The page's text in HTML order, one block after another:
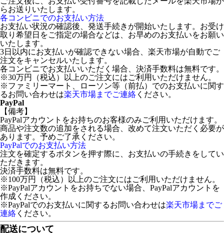
らお送りいたします。
各コンビニでのお支払い方法
お支払い状況の確認後、発送手続きが開始いたします。お受け
取り希望日をご指定の場合などは、お早めのお支払いをお願い
いたします。
3日以内にお支払いが確認できない場合、楽天市場が自動でご
注文をキャンセルいたします。
各コンビニでお支払いいただく場合、決済手数料は無料です。
※30万円（税込）以上のご注文にはご利用いただけません。
※ファミリーマート、ローソン等（前払）でのお支払いに関す
るお問い合わせは楽天市場までご連絡 ください。
PayPal
【備考】
PayPalアカウントをお持ちのお客様のみご利用いただけます。
商品や注文数の追加をされる場合、改めて注文いただく必要が
あります。予めご了承ください。
PayPalでのお支払い方法
注文を確定するボタンを押す際に、お支払いの手続きをしてい
ただきます。
決済手数料は無料です。
※100万円（税込）以上のご注文にはご利用いただけません。
※PayPalアカウントをお持ちでない場合、PayPalアカウントを
作成ください。
※PayPalでのお支払いに関するお問い合わせは楽天市場までご
連絡 ください。
配送について